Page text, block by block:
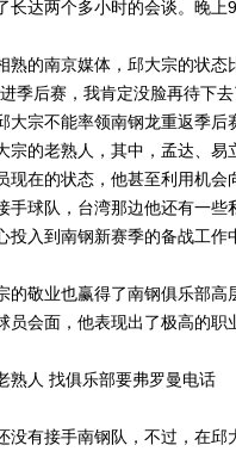
长达两个多小时的会谈。晚上
的南京媒体，邱大宗的状态
季后赛，我肯定没脸再待下
大宗不能率领南钢龙重返季
宗的老熟人，其中，孟达、
现在的状态，他甚至利用机
手球队，台湾那边他还有一
投入到南钢新赛季的备战工作
敬业也赢得了南钢俱乐部高
员会面，他表现出了极高的职
人 找俱乐部要弗罗曼电话
有接手南钢队，不过，在邱